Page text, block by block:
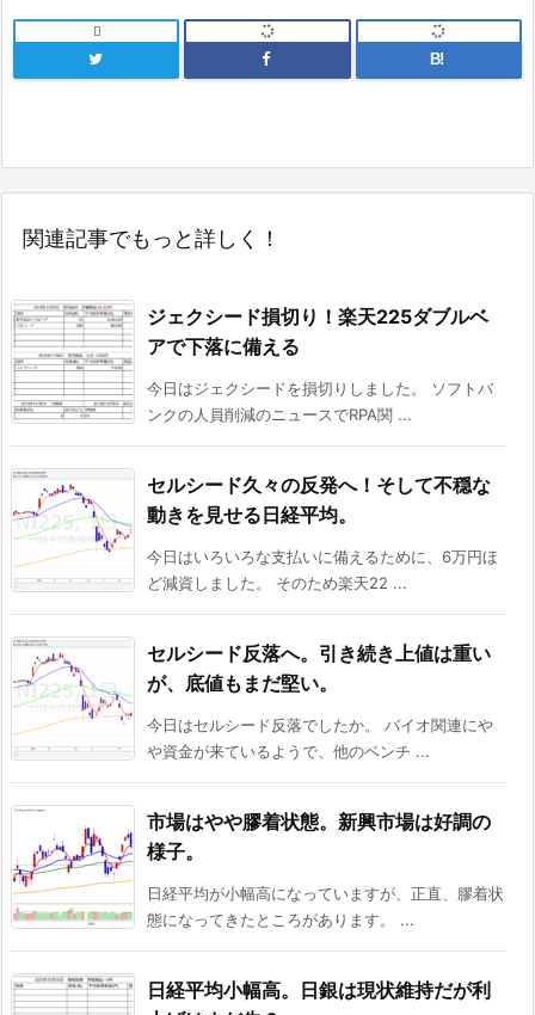

B!
関連記事でもっと詳しく！
ジェクシード損切り！楽天225ダブルベ
アで下落に備える
今日はジェクシードを損切りしました。 ソフトバ
ンクの人員削減のニュースでRPA関 ...
セルシード久々の反発へ！そして不穏な
動きを見せる日経平均。
今日はいろいろな支払いに備えるために、6万円ほ
ど減資しました。 そのため楽天22 ...
セルシード反落へ。引き続き上値は重い
が、底値もまだ堅い。
今日はセルシード反落でしたか。 バイオ関連にや
や資金が来ているようで、他のベンチ ...
市場はやや膠着状態。新興市場は好調の
様子。
日経平均が小幅高になっていますが、正直、膠着状
態になってきたところがあります。 ...
日経平均小幅高。日銀は現状維持だが利